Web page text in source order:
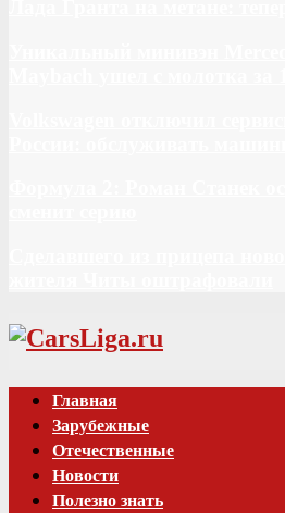
Vk
Главная
Зарубежные
Отечественные
Новости
Полезно знать